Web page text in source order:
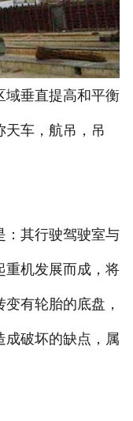
机
机
抓斗起重机
起重机
域垂直提高和平衡
天车，航吊，吊
：其行驶驾驶室与
重机发展而成，将
有轮胎的底盘，
成破坏的缺点，属